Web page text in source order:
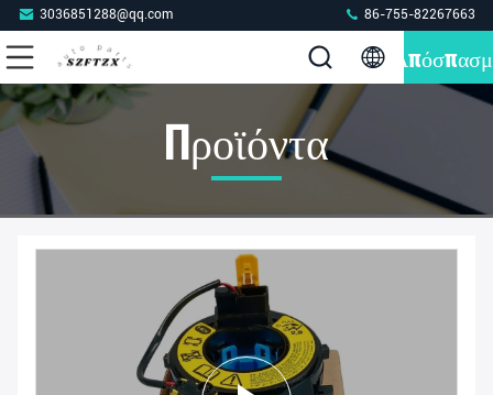
3036851288@qq.com 86-755-82267663
Προϊόντα